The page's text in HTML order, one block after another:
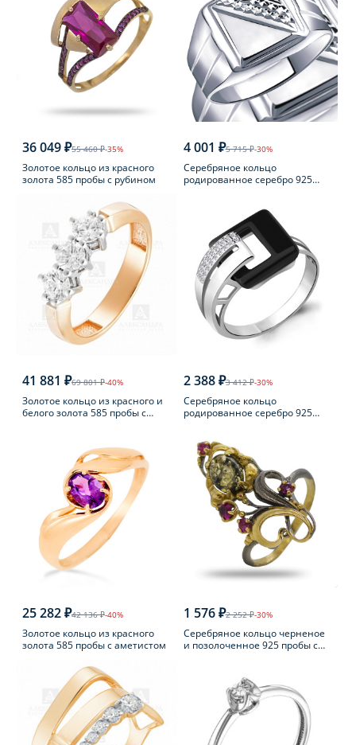
36 049 ₽55 460 ₽-35%
Золотое кольцо из красного
золота 585 пробы с рубином
4 001 ₽5 715 ₽-30%
Серебряное кольцо
родированное серебро 925
41 881 ₽69 801 ₽-40%
Золотое кольцо из красного и
белого золота 585 пробы с
2 388 ₽3 412 ₽-30%
Серебряное кольцо
родированное серебро 925
25 282 ₽42 136 ₽-40%
Золотое кольцо из красного
золота 585 пробы с аметистом
1 576 ₽2 252 ₽-30%
Серебряное кольцо черненое
и позолоченное 925 пробы с